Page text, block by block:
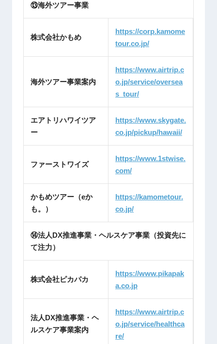
⑬海外ツアー事業
株式会社かもめ
https://corp.kamome
tour.co.jp/
海外ツアー事業案内
https://www.airtrip.c
o.jp/service/oversea
s_tour/
エアトリハワイツア
ー
https://www.skygate.
co.jp/pickup/hawaii/
ファーストワイズ
https://www.1stwise.
com/
かもめツアー（eか
も。）
https://kamometour.
co.jp/
⑭法人DX推進事業・ヘルスケア事業（投資先に
て注力）
株式会社ピカパカ
https://www.pikapak
a.co.jp
法人DX推進事業・ヘ
ルスケア事業案内
https://www.airtrip.c
o.jp/service/healthca
re/